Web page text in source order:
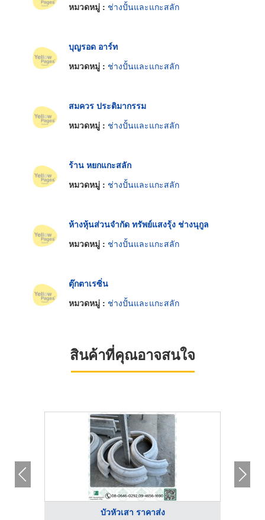
หมวดหมู่ : ช่างปั้นและแกะสลัก
บุญรอด อาร์ท
หมวดหมู่ : ช่างปั้นและแกะสลัก
สมควร ประติมากรรม
หมวดหมู่ : ช่างปั้นและแกะสลัก
ร้าน หยกแกะสลัก
หมวดหมู่ : ช่างปั้นและแกะสลัก
ห้างหุ้นส่วนจำกัด ทรัพย์แสงรุ้ง ช่างนุกูล
หมวดหมู่ : ช่างปั้นและแกะสลัก
ตุ๊กตาเรซิ่น
หมวดหมู่ : ช่างปั้นและแกะสลัก
สินค้าที่คุณอาจสนใจ
บัวหัวเสา ราคาส่ง